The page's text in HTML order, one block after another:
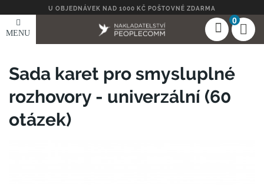
U OBJEDNÁVEK NAD 1000 KČ POŠTOVNÉ ZDARMA
MENU
0
Sada karet pro smysluplné
rozhovory - univerzální (60
otázek)